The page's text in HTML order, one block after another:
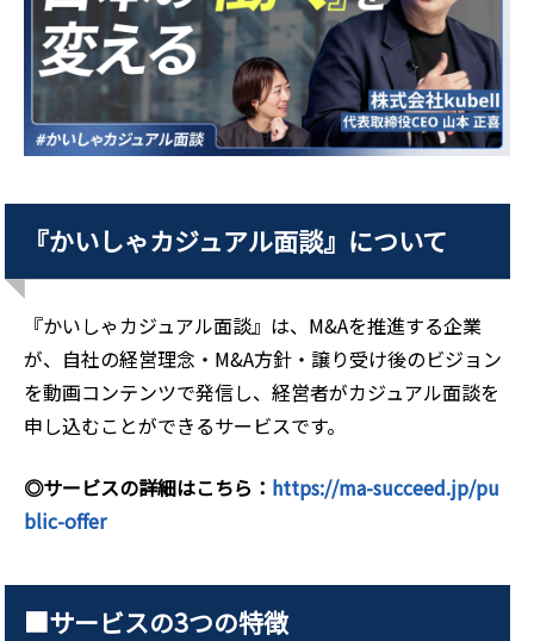
『かいしゃカジュアル面談』について
『かいしゃカジュアル面談』は、M&Aを推進する企業
が、自社の経営理念・M&A方針・譲り受け後のビジョン
を動画コンテンツで発信し、経営者がカジュアル面談を
申し込むことができるサービスです。
◎サービスの詳細はこちら： https://ma-succeed.jp/pu
blic-offer
■サービスの3つの特徴